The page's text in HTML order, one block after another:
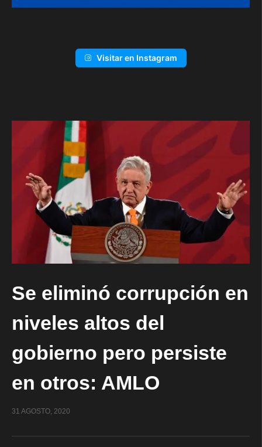
Visitar en Instagram
Se eliminó corrupción en
niveles altos del
gobierno pero persiste
en otros: AMLO
31 AGOSTO, 2020